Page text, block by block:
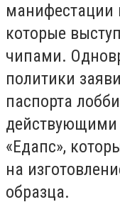
манифестации
которые
чипами.
политики
паспорта
действующими
«Едапс»,
на
образца.